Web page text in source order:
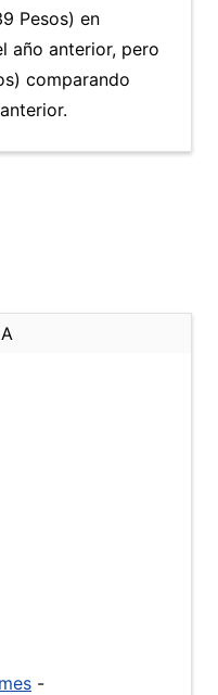
Pesos) en
año anterior, pero
comparando
-